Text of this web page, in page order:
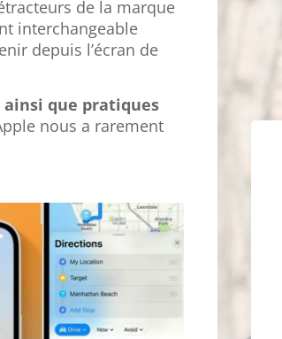
de la marque
interchangeable
depuis l’écran de
que pratiques
nous a rarement